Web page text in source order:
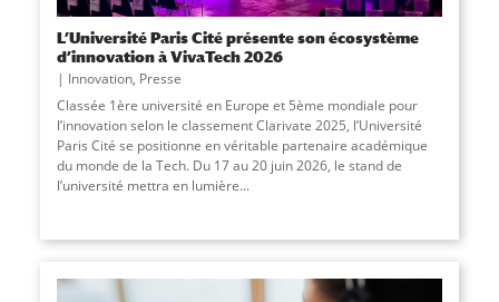
L’Université Paris Cité présente son écosystème
d’innovation à VivaTech 2026
Innovation, Presse
Classée 1ère université en Europe et 5ème mondiale pour
l’innovation selon le classement Clarivate 2025, l’Université
Paris Cité se positionne en véritable partenaire académique
du monde de la Tech. Du 17 au 20 juin 2026, le stand de
l’université mettra en lumière...